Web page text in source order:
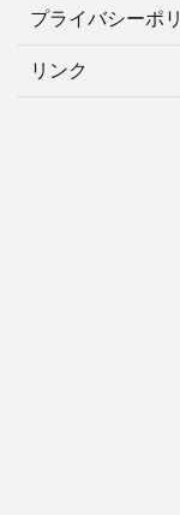
プライバシーポ
リンク